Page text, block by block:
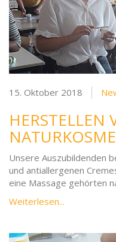
15. Oktober 2018
HERSTELLEN
Unsere Auszubildenden
und antiallergenen
eine Massage gehörten
Weiterlesen...